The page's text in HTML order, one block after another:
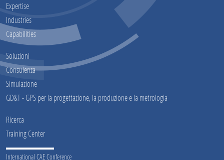
Expertise
Industries
Capabilities
Soluzioni
Consulenza
Simulazione
GD&T - GPS per la progettazione, la produzione e la metrologia
Ricerca
Training Center
International CAE Conference